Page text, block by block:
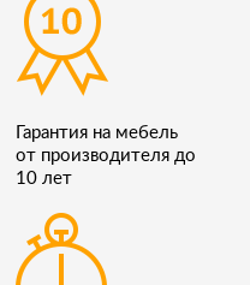
Гарантия на мебель
от производителя до
10 лет